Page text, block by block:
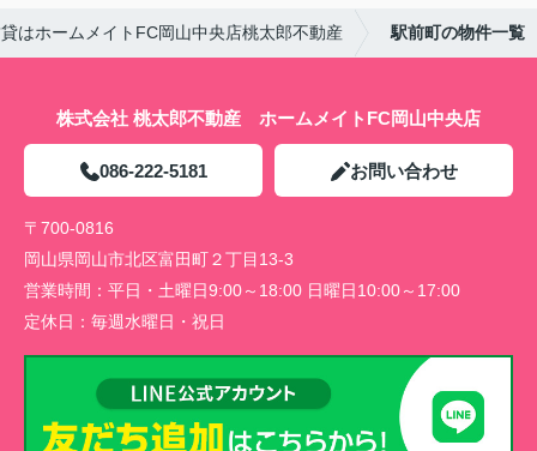
はホームメイトFC岡山中央店桃太郎不動産 駅前町の物件一覧
株式会社 桃太郎不動産 ホームメイトFC岡山中央店
086-222-5181 お問い合わせ
〒700-0816
岡山県岡山市北区富田町２丁目13-3
営業時間： 平日・土曜日9:00～18:00 日曜日10:00～17:00
定休日： 毎週水曜日・祝日